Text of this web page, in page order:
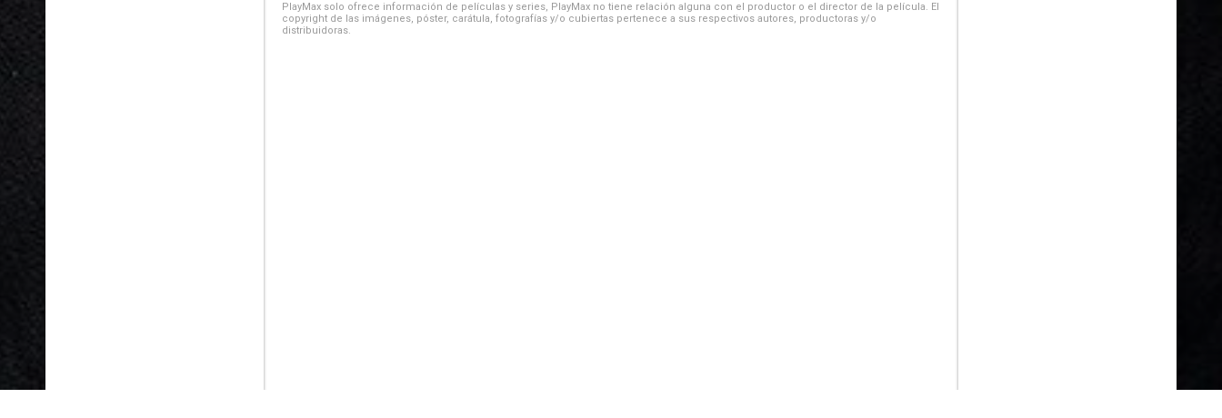
PlayMax solo ofrece información de películas y series, PlayMax no tiene relación alguna con el productor o el director de la película. El
copyright de las imágenes, póster, carátula, fotografías y/o cubiertas pertenece a sus respectivos autores, productoras y/o
distribuidoras.